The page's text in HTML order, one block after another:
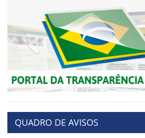
Previous
QUADRO DE AVISOS